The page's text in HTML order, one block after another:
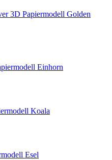
3D Papiermodell Golden
Einhorn
Koala
Esel